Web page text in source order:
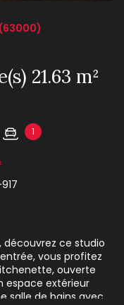
(63000)
Appartement 1 pièce(s) 21.63 m²
1
découvrez ce studio
vous profitez
ouverte
espace extérieur
salle de bains avec